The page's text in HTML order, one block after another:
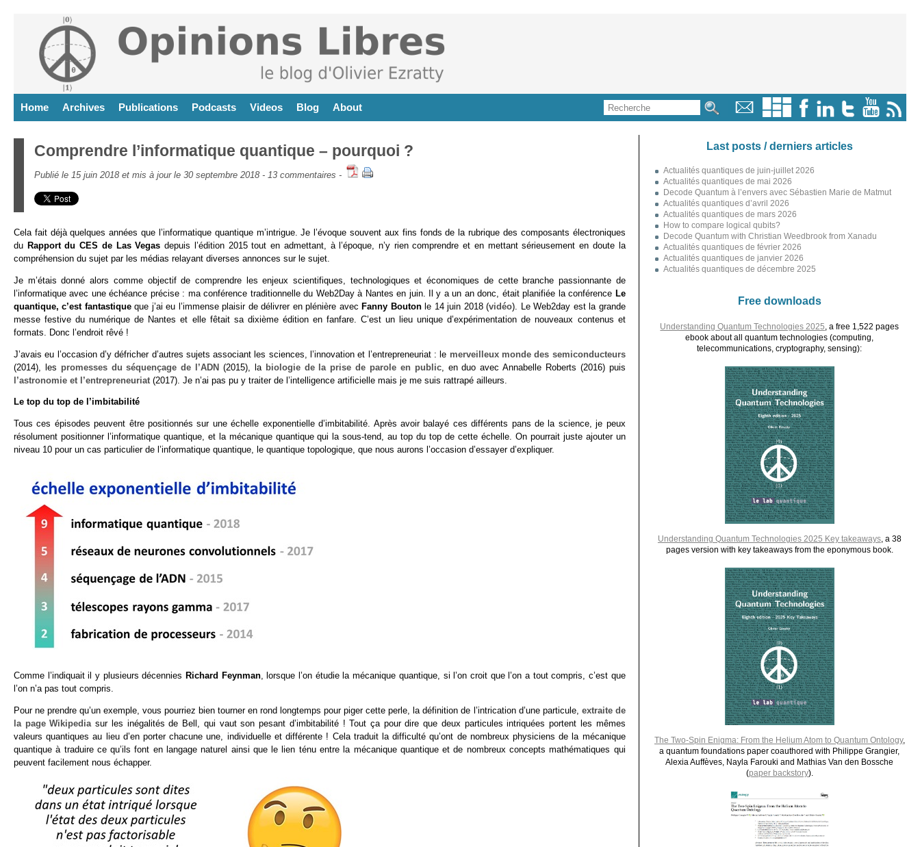
Home Archives Publications Podcasts Videos Blog About
Comprendre l’informatique quantique – pourquoi ?
Publié le 15 juin 2018 et mis à jour le 30 septembre 2018 - 13 commentaires -
Cela fait déjà quelques années que l’informatique quantique m’intrigue. Je l’évoque souvent aux fins fonds de la rubrique des composants électroniques
du Rapport du CES de Las Vegasdepuis l’édition 2015 tout en admettant, à l’époque, n’y rien comprendre et en mettant sérieusement en doute la
compréhension du sujet par les médias relayant diverses annonces sur le sujet.
Je m’étais donné alors comme objectif de comprendre les enjeux scientifiques, technologiques et économiques de cette branche passionnante de
l’informatique avec une échéance précise : ma conférence traditionnelle du Web2Day à Nantes en juin. Il y a un an donc, était planifiée la conférence Le
quantique, c’est fantastiqueque j’ai eu l’immense plaisir de délivrer en plénière avec Fanny Bouton le 14 juin 2018 (vidéo). Le Web2day est la grande
messe festive du numérique de Nantes et elle fêtait sa dixième édition en fanfare. C’est un lieu unique d’expérimentation de nouveaux contenus et
formats. Donc l’endroit rêvé !
J’avais eu l’occasion d’y défricher d’autres sujets associant les sciences, l’innovation et l’entrepreneuriat : le merveilleux monde des semiconducteurs
(2014), les promesses du séquençage de l’ADN (2015), la biologie de la prise de parole en public, en duo avec Annabelle Roberts (2016) puis
l’astronomie et l’entrepreneuriat (2017). Je n’ai pas pu y traiter de l’intelligence artificielle mais je me suis rattrapé ailleurs.
Le top du top de l’imbitabilité
Tous ces épisodes peuvent être positionnés sur une échelle exponentielle d’imbitabilité. Après avoir balayé ces différents pans de la science, je peux
résolument positionner l’informatique quantique, et la mécanique quantique qui la sous-tend, au top du top de cette échelle. On pourrait juste ajouter un
niveau 10 pour un cas particulier de l’informatique quantique, le quantique topologique, que nous aurons l’occasion d’essayer d’expliquer.
Comme l’indiquait il y plusieurs décennies Richard Feynman, lorsque l’on étudie la mécanique quantique, si l’on croit que l’on a tout compris, c’est que
l’on n’a pas tout compris.
Pour ne prendre qu’un exemple, vous pourriez bien tourner en rond longtemps pour piger cette perle, la définition de l’intrication d’une particule, extraite de
la page Wikipedia sur les inégalités de Bell, qui vaut son pesant d’imbitabilité ! Tout ça pour dire que deux particules intriquées portent les mêmes
valeurs quantiques au lieu d’en porter chacune une, individuelle et différente ! Cela traduit la difficulté qu’ont de nombreux physiciens de la mécanique
quantique à traduire ce qu’ils font en langage naturel ainsi que le lien ténu entre la mécanique quantique et de nombreux concepts mathématiques qui
peuvent facilement nous échapper.
Last posts / derniers articles
Actualités quantiques de juin-juillet 2026
Actualités quantiques de mai 2026
Decode Quantum à l’envers avec Sébastien Marie de Matmut
Actualités quantiques d’avril 2026
Actualités quantiques de mars 2026
How to compare logical qubits?
Decode Quantum with Christian Weedbrook from Xanadu
Actualités quantiques de février 2026
Actualités quantiques de janvier 2026
Actualités quantiques de décembre 2025
Free downloads
Understanding Quantum Technologies 2025 , a free 1,522 pages
ebook about all quantum technologies (computing,
telecommunications, cryptography, sensing):
Understanding Quantum Technologies 2025 Key takeaways, a 38
pages version with key takeaways from the eponymous book.
The Two-Spin Enigma: From the Helium Atom to Quantum Ontology,
a quantum foundations paper coauthored with Philippe Grangier,
Alexia Auffèves, Nayla Farouki and Mathias Van den Bossche
(paper backstory).